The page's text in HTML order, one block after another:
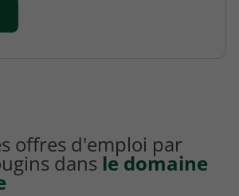
offres d'emploi par
dans le domaine